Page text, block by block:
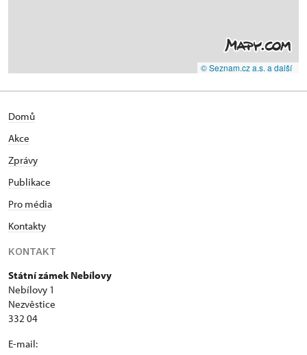
© Seznam.cz a.s. a další
Domů
Akce
Zprávy
Publikace
Pro média
Kontakty
KONTAKT
Státní zámek Nebílovy
Nebílovy 1
Nezvěstice
332 04
E-mail: